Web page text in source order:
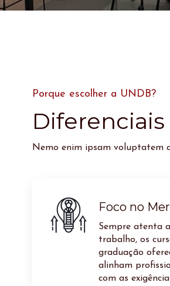
Porque escolher a UNDB?
Diferenciais
Nemo enim ipsam
Foco no
Sempre atenta
trabalho, os
graduação
alinham
com as